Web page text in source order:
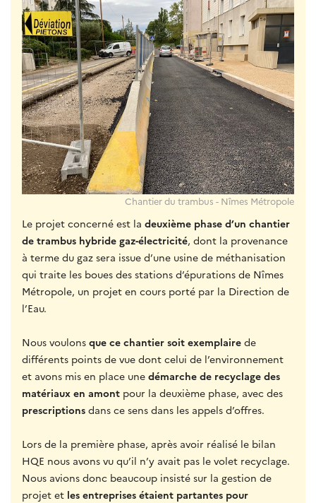
Chantier du trambus - Nîmes Métropole
Le projet concerné est la deuxième phase d’un chantier
de trambus hybride gaz-électricité, dont la provenance
à terme du gaz sera issue d’une usine de méthanisation
qui traite les boues des stations d’épurations de Nîmes
Métropole, un projet en cours porté par la Direction de
l’Eau.
Nous voulons que ce chantier soit exemplaire de
différents points de vue dont celui de l’environnement
et avons mis en place une démarche de recyclage des
matériaux en amont pour la deuxième phase, avec des
prescriptions dans ce sens dans les appels d’offres.
Lors de la première phase, après avoir réalisé le bilan
HQE nous avons vu qu’il n’y avait pas le volet recyclage.
Nous avions donc beaucoup insisté sur la gestion de
projet et les entreprises étaient partantes pour